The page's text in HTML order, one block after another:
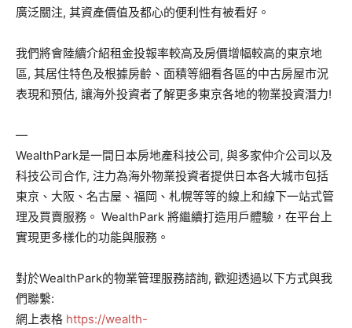
廣泛關注, 其資產價值及都心的便利性有被看好。
我們將會陸續介紹租金投報率較高及房價增幅較高的東京地
區, 其居住特色及根據房齡、面積等細看各區的中古房屋市況
表現和預估, 讓海外投資者了解更多東京各地的物業投資潛力!
—
WealthPark是一間日本房地產科技公司, 與多家仲介公司以及
科技公司合作, 注力為海外物業投資者提供日本各大城市包括
東京、大阪、名古屋、福岡、札幌等等的線上和線下一站式管
理及買賣服務。 WealthPark 將繼續打造用戶體驗，在平台上
實現更多樣化的功能與服務。
對於WealthPark的物業管理服務諮詢, 歡迎透過以下方式與我
們聯繫:
網上表格 https://wealth-